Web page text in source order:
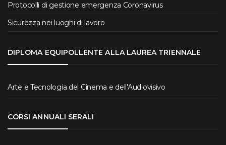
Protocolli di gestione emergenza Coronavirus
Sicurezza nei luoghi di lavoro
DIPLOMA EQUIPOLLENTE ALLA LAUREA TRIENNALE
Arte e Tecnologia del Cinema e dell'Audiovisivo
CORSI ANNUALI SERALI